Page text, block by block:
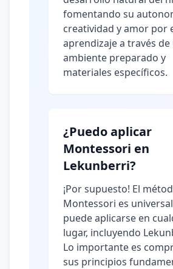
fomentando su
creatividad y amor por
aprendizaje a través de
ambiente preparado y
materiales específicos.
¿Puedo aplicar
Montessori en
Lekunberri?
¡Por supuesto! El
Montessori es
puede aplicarse en
lugar, incluyendo
Lo importante es
sus principios